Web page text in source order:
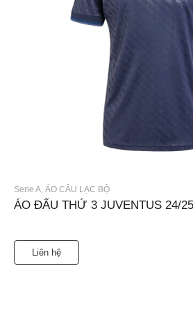
Serie A ÁO CÂU LẠC BỘ
ÁO ĐẤU THỨ 3 JUVENTUS 24/
Liên hệ